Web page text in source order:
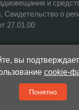
и
Свидетельство о
27.01.00
информации,
125 009, Москва,
9, стр.1.
вы
cookie-
Понятно